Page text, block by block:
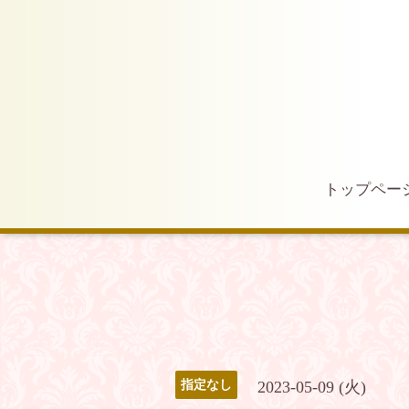
トップペー
指定なし 2023-05-09 (火)